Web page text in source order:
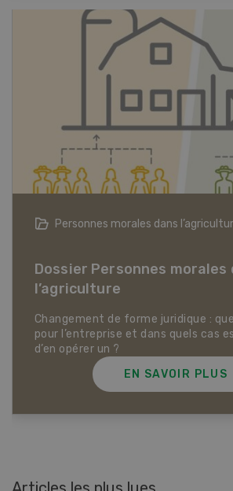
Articles biologiques
Dossier Articles biologiques
EN SAVOIR PLUS